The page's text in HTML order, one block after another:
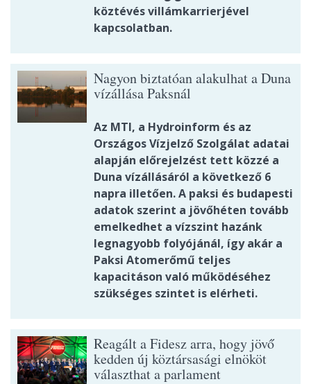
köztévés villámkarrierjével
kapcsolatban.
Nagyon biztatóan alakulhat a Duna
vízállása Paksnál
Az MTI, a Hydroinform és az
Országos Vízjelző Szolgálat adatai
alapján előrejelzést tett közzé a
Duna vízállásáról a következő 6
napra illetően. A paksi és budapesti
adatok szerint a jövőhéten tovább
emelkedhet a vízszint hazánk
legnagyobb folyójánál, így akár a
Paksi Atomerőmű teljes
kapacitáson való működéséhez
szükséges szintet is elérheti.
Reagált a Fidesz arra, hogy jövő
kedden új köztársasági elnököt
választhat a parlament